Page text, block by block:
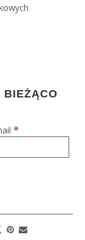
BIEŻĄCO
*